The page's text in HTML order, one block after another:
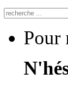
Pour